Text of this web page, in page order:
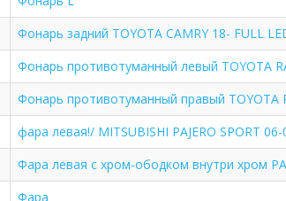
Фонарь задний TOYOTA CAMRY 18- FULL
Фонарь противотуманный левый TOYOTA
Фонарь противотуманный правый TOYOTA
фара левая!/ MITSUBISHI PAJERO SPORT 06-
Фара левая с хром-ободком внутри хром
Фара